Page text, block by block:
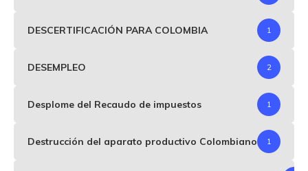
DESCERTIFICACIÓN PARA COLOMBIA 1
DESEMPLEO 2
Desplome del Recaudo de impuestos 1
Destrucción del aparato productivo Colombiano 1